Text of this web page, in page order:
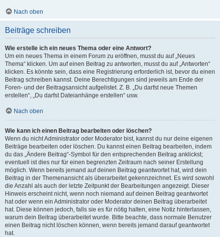
Nach oben
Beiträge schreiben
Wie erstelle ich ein neues Thema oder eine Antwort?
Um ein neues Thema in einem Forum zu eröffnen, musst du auf „Neues
Thema“ klicken. Um auf einen Beitrag zu antworten, musst du auf „Antworten“
klicken. Es könnte sein, dass eine Registrierung erforderlich ist, bevor du einen
Beitrag schreiben kannst. Deine Berechtigungen sind jeweils am Ende der
Foren- und der Beitragsansicht aufgelistet. Z. B. „Du darfst neue Themen
erstellen“, „Du darfst Dateianhänge erstellen“ usw.
Nach oben
Wie kann ich einen Beitrag bearbeiten oder löschen?
Wenn du nicht Administrator oder Moderator bist, kannst du nur deine eigenen
Beiträge bearbeiten oder löschen. Du kannst einen Beitrag bearbeiten, indem
du das „Ändere Beitrag“-Symbol für den entsprechenden Beitrag anklickst;
eventuell ist dies nur für einen begrenzten Zeitraum nach seiner Erstellung
möglich. Wenn bereits jemand auf deinen Beitrag geantwortet hat, wird dein
Beitrag in der Themenansicht als überarbeitet gekennzeichnet. Es wird sowohl
die Anzahl als auch der letzte Zeitpunkt der Bearbeitungen angezeigt. Dieser
Hinweis erscheint nicht, wenn noch niemand auf deinen Beitrag geantwortet
hat oder wenn ein Administrator oder Moderator deinen Beitrag überarbeitet
hat. Diese können jedoch, falls sie es für nötig halten, eine Notiz hinterlassen,
warum dein Beitrag überarbeitet wurde. Bitte beachte, dass normale Benutzer
einen Beitrag nicht löschen können, wenn bereits jemand darauf geantwortet
hat.